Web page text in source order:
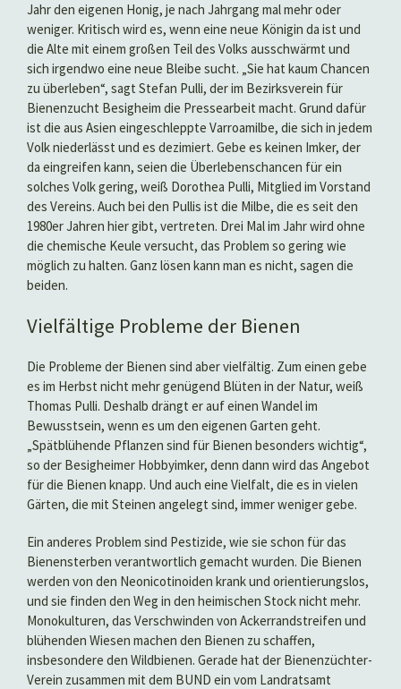
Jahr den eigenen Honig, je nach Jahrgang mal mehr oder
weniger. Kritisch wird es, wenn eine neue Königin da ist und
die Alte mit einem großen Teil des Volks ausschwärmt und
sich irgendwo eine neue Bleibe sucht. „Sie hat kaum Chancen
zu überleben“, sagt Stefan Pulli, der im Bezirksverein für
Bienenzucht Besigheim die Pressearbeit macht. Grund dafür
ist die aus Asien eingeschleppte Varroamilbe, die sich in jedem
Volk niederlässt und es dezimiert. Gebe es keinen Imker, der
da eingreifen kann, seien die Überlebenschancen für ein
solches Volk gering, weiß Dorothea Pulli, Mitglied im Vorstand
des Vereins. Auch bei den Pullis ist die Milbe, die es seit den
1980er Jahren hier gibt, vertreten. Drei Mal im Jahr wird ohne
die chemische Keule versucht, das Problem so gering wie
möglich zu halten. Ganz lösen kann man es nicht, sagen die
beiden.
Vielfältige Probleme der Bienen
Die Probleme der Bienen sind aber vielfältig. Zum einen gebe
es im Herbst nicht mehr genügend Blüten in der Natur, weiß
Thomas Pulli. Deshalb drängt er auf einen Wandel im
Bewusstsein, wenn es um den eigenen Garten geht.
„Spätblühende Pflanzen sind für Bienen besonders wichtig“,
so der Besigheimer Hobbyimker, denn dann wird das Angebot
für die Bienen knapp. Und auch eine Vielfalt, die es in vielen
Gärten, die mit Steinen angelegt sind, immer weniger gebe.
Ein anderes Problem sind Pestizide, wie sie schon für das
Bienensterben verantwortlich gemacht wurden. Die Bienen
werden von den Neonicotinoiden krank und orientierungslos,
und sie finden den Weg in den heimischen Stock nicht mehr.
Monokulturen, das Verschwinden von Ackerrandstreifen und
blühenden Wiesen machen den Bienen zu schaffen,
insbesondere den Wildbienen. Gerade hat der Bienenzüchter-
Verein zusammen mit dem BUND ein vom Landratsamt